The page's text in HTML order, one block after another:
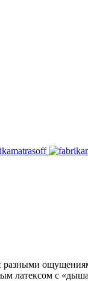
латексом с